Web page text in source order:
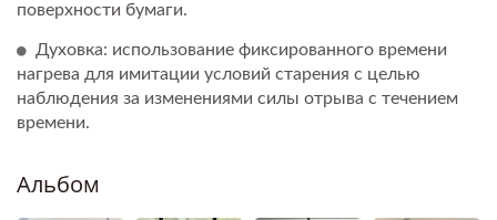
поверхности бумаги.
Духовка: использование фиксированного времени
нагрева для имитации условий старения с целью
наблюдения за изменениями силы отрыва с течением
времени.
Альбом